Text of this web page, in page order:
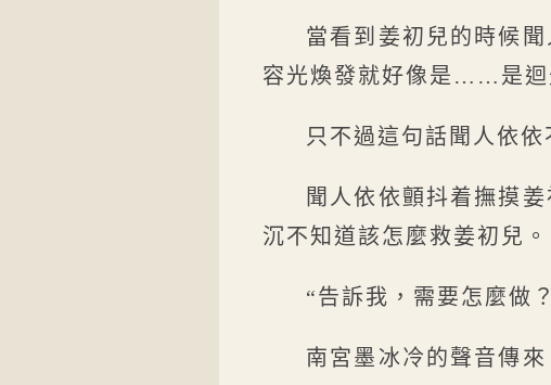
當看到姜初兒的時候
容光煥發就好像是……是迴
只不過這句話聞人依
聞人依依顫抖着撫摸
沉不知道該怎麼救姜初兒。
“告訴我，需要怎麼做
南宮墨冰冷的聲音傳